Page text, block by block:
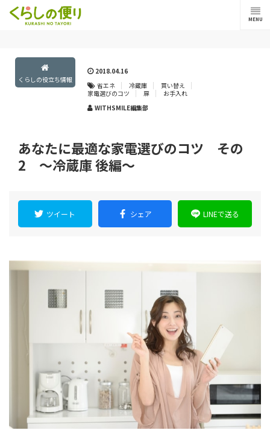
MENU
くらしの役立ち情報
2018.04.16
省エネ
冷蔵庫
買い替え
家電選びのコツ
扉
お手入れ
WITHSMILE編集部
あなたに最適な家電選びのコツ その
2 ～冷蔵庫 後編～
ツイート シェア LINEで送る